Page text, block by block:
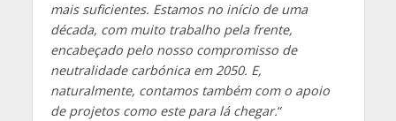
mais suficientes. Estamos no início de uma
década, com muito trabalho pela frente,
encabeçado pelo nosso compromisso de
neutralidade carbónica em 2050. E,
naturalmente, contamos também com o apoio
de projetos como este para lá chegar.“